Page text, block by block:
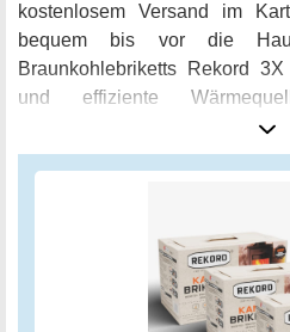
kostenlosem Versand im
bequem bis vor die
Braunkohlebriketts Rekord
und effiziente
Kaminbriketts sind ein
nicht bereuen werden.